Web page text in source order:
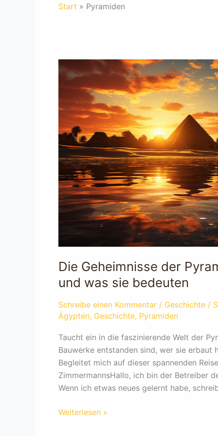
Start Pyramiden
Die Geheimnisse der
und was sie bedeuten
Schreibe einen Kommentar / Geschichte /
Ägypten, Geschichte, Pyramiden
Taucht ein in die faszinierende Welt der
Bauwerke entstanden sind, wer sie erbaut
Begleitet mich auf dieser spannenden
ZimmermannsHallo, ich bin der Betreiber
Wenn ich etwas neues gelernt habe,
Die
Weiterlesen »